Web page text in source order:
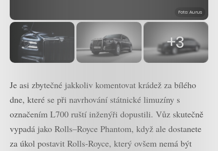
Foto: Aurus
+3
Je asi zbytečné jakkoliv komentovat krádež za bílého
dne, které se při navrhování státnické limuzíny s
označením L700 ruští inženýři dopustili. Vůz skutečně
vypadá jako Rolls–Royce Phantom, když ale dostanete
za úkol postavit Rolls-Royce, který ovšem nemá být